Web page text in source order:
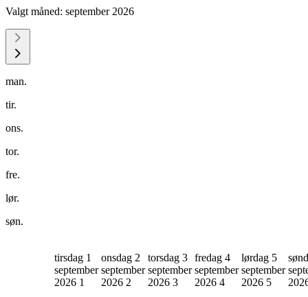
Valgt måned: september 2026
man.
tir.
ons.
tor.
fre.
lør.
søn.
tirsdag 1
september
2026 1
onsdag 2
september
2026 2
torsdag 3
september
2026 3
fredag 4
september
2026 4
lørdag 5
september
2026 5